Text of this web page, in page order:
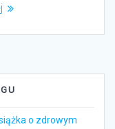
o zdrowym